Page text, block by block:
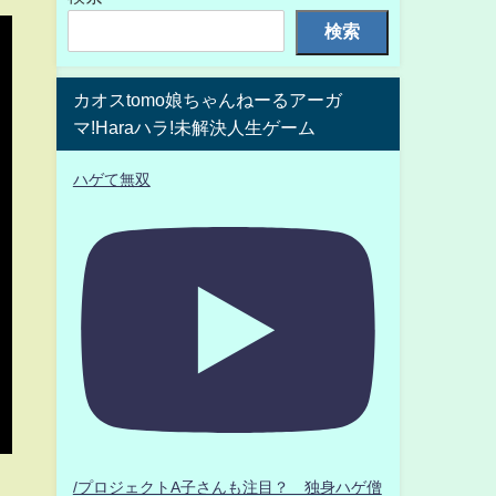
検索
カオスtomo娘ちゃんねーるアーガ
マ!Haraハラ!未解決人生ゲーム
ハゲて無双
/プロジェクトA子さんも注目？ 独身ハゲ僧